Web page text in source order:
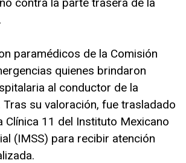
paramédicos de la Comisión
quienes brindaron
al conductor de la
su valoración, fue trasladado
Clínica 11 del Instituto Mexicano
(IMSS) para recibir atención